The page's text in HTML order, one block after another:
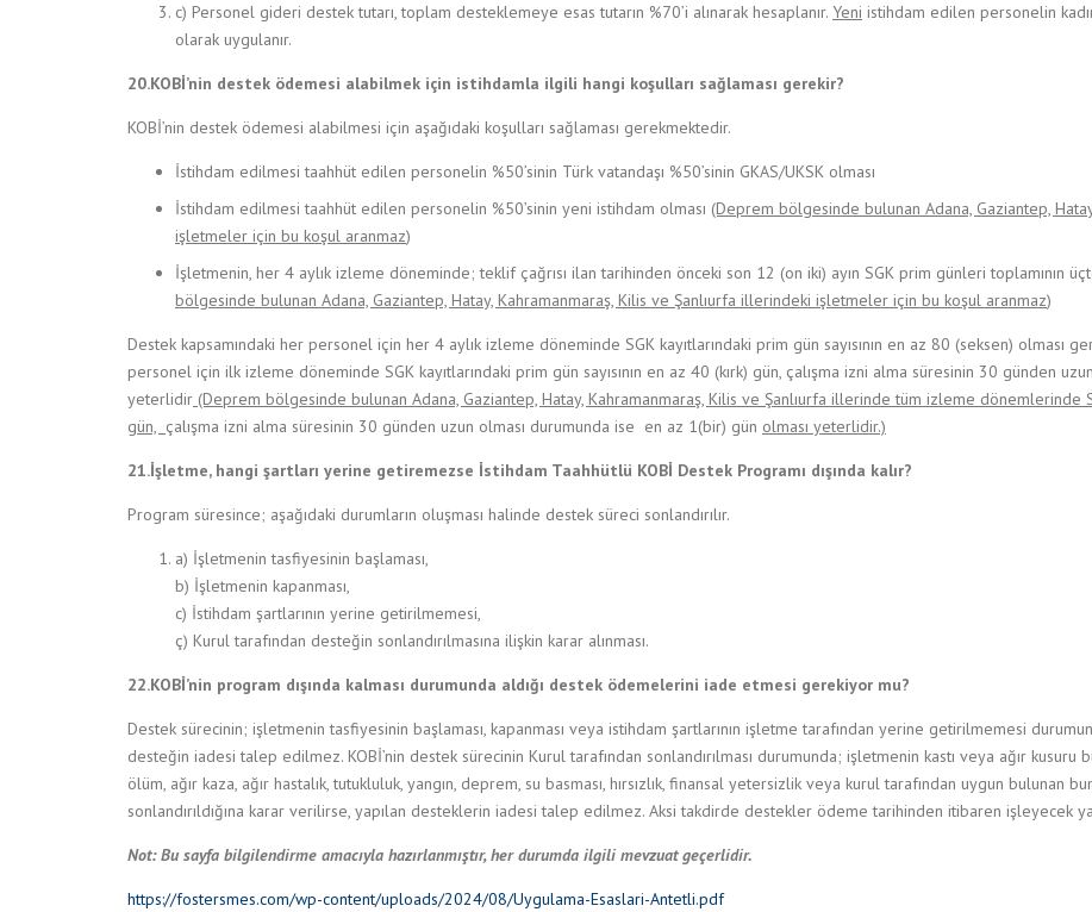
c) Personel gideri destek tutarı, toplam desteklemeye esas tutarın %70’i alınarak hesaplanır. Yeni istihdam edilen personelin
olarak uygulanır.
20.KOBİ’nin destek ödemesi alabilmek için istihdamla ilgili hangi koşulları sağlaması gerekir?
KOBİ’nin destek ödemesi alabilmesi için aşağıdaki koşulları sağlaması gerekmektedir.
İstihdam edilmesi taahhüt edilen personelin %50’sinin Türk vatandaşı %50’sinin GKAS/UKSK olması
İstihdam edilmesi taahhüt edilen personelin %50’sinin yeni istihdam olması (Deprem bölgesinde bulunan Adana, Gaziantep,
işletmeler için bu koşul aranmaz)
İşletmenin, her 4 aylık izleme döneminde; teklif çağrısı ilan tarihinden önceki son 12 (on iki) ayın SGK prim günleri toplamının
bölgesinde bulunan Adana, Gaziantep, Hatay, Kahramanmaraş, Kilis ve Şanlıurfa illerindeki işletmeler için bu koşul aranmaz)
Destek kapsamındaki her personel için her 4 aylık izleme döneminde SGK kayıtlarındaki prim gün sayısının en az 80 (seksen) olması
personel için ilk izleme döneminde SGK kayıtlarındaki prim gün sayısının en az 40 (kırk) gün, çalışma izni alma süresinin 30 günden
yeterlidir (Deprem bölgesinde bulunan Adana, Gaziantep, Hatay, Kahramanmaraş, Kilis ve Şanlıurfa illerinde tüm izleme dönemlerinde
gün, çalışma izni alma süresinin 30 günden uzun olması durumunda ise en az 1(bir) gün olması yeterlidir.)
21.İşletme, hangi şartları yerine getiremezse İstihdam Taahhütlü KOBİ Destek Programı dışında kalır?
Program süresince; aşağıdaki durumların oluşması halinde destek süreci sonlandırılır.
a) İşletmenin tasfiyesinin başlaması,
b) İşletmenin kapanması,
c) İstihdam şartlarının yerine getirilmemesi,
ç) Kurul tarafından desteğin sonlandırılmasına ilişkin karar alınması.
22.KOBİ’nin program dışında kalması durumunda aldığı destek ödemelerini iade etmesi gerekiyor mu?
Destek sürecinin; işletmenin tasfiyesinin başlaması, kapanması veya istihdam şartlarının işletme tarafından yerine getirilmemesi
desteğin iadesi talep edilmez. KOBİ’nin destek sürecinin Kurul tarafından sonlandırılması durumunda; işletmenin kastı veya ağır
ölüm, ağır kaza, ağır hastalık, tutukluluk, yangın, deprem, su basması, hırsızlık, finansal yetersizlik veya kurul tarafından uygun
sonlandırıldığına karar verilirse, yapılan desteklerin iadesi talep edilmez. Aksi takdirde destekler ödeme tarihinden itibaren işleyecek
Not: Bu sayfa bilgilendirme amacıyla hazırlanmıştır, her durumda ilgili mevzuat geçerlidir.
https://fostersmes.com/wp-content/uploads/2024/08/Uygulama-Esaslari-Antetli.pdf